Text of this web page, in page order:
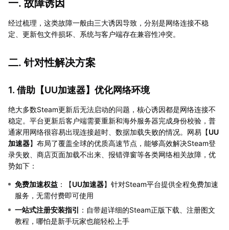
一. 故障诱因
经过梳理，这类故障一般由三大诱因导致，分别是网络连接不稳
定、更新包文件损坏、系统与客户端存在兼容性冲突。
二. 针对性解决方案
1. 借助【UU加速器】优化网络环境
绝大多数Steam更新后无法启动的问题，核心诱因都是网络连接不
稳定。平台更新后客户端需要重新和海外服务器完成身份校验，普
通家用网络很容易出现连接超时、数据加载失败的情况。网易【UU
加速器】布局了覆盖全球的优质高速节点，能够高效解决Steam登
录失败、商店页面加载不出来、报错弹窗等各类网络相关故障，优
势如下：
免费加速权益 ：【UU加速器】针对Steam平台提供全程免费加速
服务，无需付费即可使用
一站式注册安装指引 ：自带超详细的Steam正版下载、注册图文
教程，哪怕是新手玩家也能轻松上手